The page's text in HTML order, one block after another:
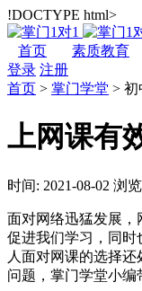
!DOCTYPE html>
首页 素质教育
登录 注册
首页 > 掌门学堂 > 初
上网课有
时间: 2021-08-02 浏
面对网络迅猛发展，
促进我们学习，同时
人面对网课的选择
问题，掌门学堂小编